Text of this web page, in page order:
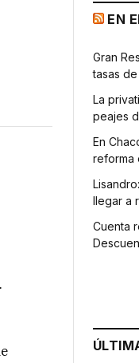
EN
Gran
tasas
La
peajes
En
reforma
llegar a
Cuenta